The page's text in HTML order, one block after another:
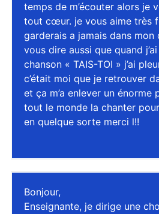
temps de m’écouter alors je
tout cœur. je vous aime très
garderais a jamais dans
vous dire aussi que quand
chanson « TAIS-TOI » j’ai
c’était moi que je retrouver
et ça m’a enlever un énorme
tout le monde la chanter
en quelque sorte merci l!!
Bonjour,
Enseignante, je dirige une